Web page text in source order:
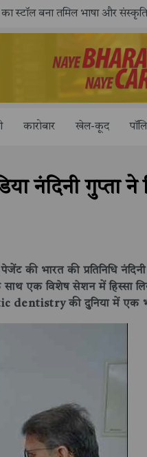
कारोबार खेल-कूद
नंदिनी गुप्ता
की भारत की प्रतिनिधि
एक विशेष सेशन में हिस्सा
dentistry की दुनिया में एक